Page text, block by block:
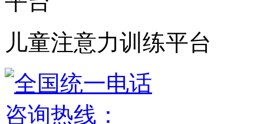
儿童注意力训练平台